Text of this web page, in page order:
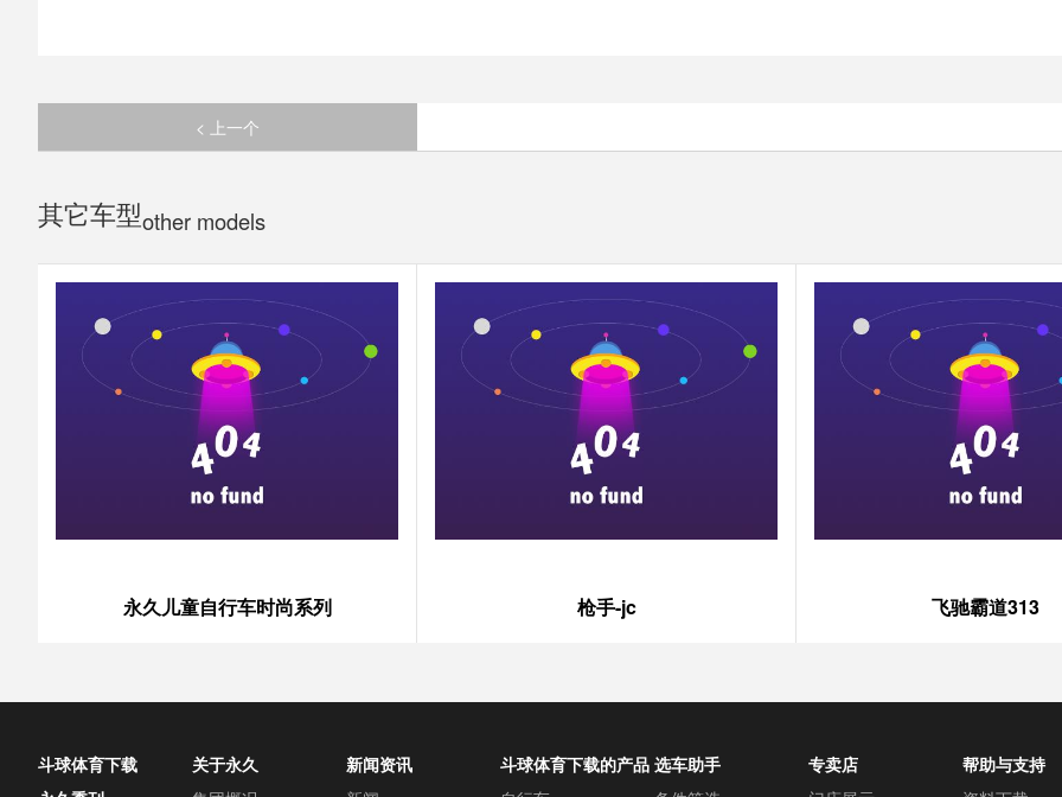
< 上一个
其它车型other models
永久儿童自行车时尚系列 枪手-jc 飞驰霸道313
斗球体育下载
关于永久
新闻资讯
斗球体育下载的产品
中心
选车助手
专卖店
帮助与支持